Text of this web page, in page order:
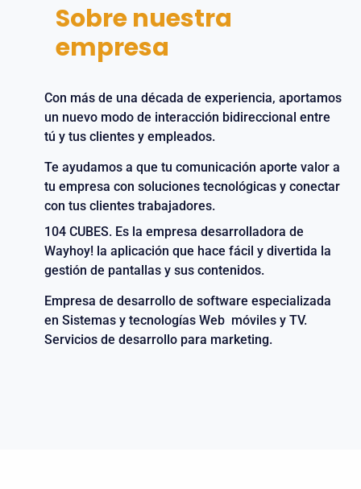
Sobre nuestra
empresa
Con más de una década de experiencia, aportamos
un nuevo modo de interacción bidireccional entre
tú y tus clientes y empleados.
Te ayudamos a que tu comunicación aporte valor a
tu empresa con soluciones tecnológicas y conectar
con tus clientes trabajadores.
104 CUBES. Es la empresa desarrolladora de
Wayhoy! la aplicación que hace fácil y divertida la
gestión de pantallas y sus contenidos.
Empresa de desarrollo de software especializada
en Sistemas y tecnologías Web móviles y TV.
Servicios de desarrollo para marketing.